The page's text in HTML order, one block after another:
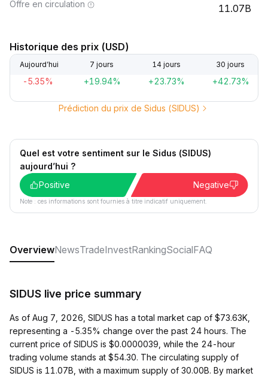
Offre en circulation 11.07B
Historique des prix (USD)
Aujourd’hui 7 jours 14 jours 30 jours
-5.35% +19.94% +23.73% +42.73%
Prédiction du prix de Sidus (SIDUS)
Quel est votre sentiment sur le Sidus (SIDUS)
aujourd’hui ?
Positive
Negative
Note : ces informations sont fournies à titre indicatif uniquement.
OverviewNewsTradeInvestRankingSocialFAQ
SIDUS live price summary
As of Aug 7, 2026, SIDUS has a total market cap of $73.63K,
representing a -5.35% change over the past 24 hours. The
current price of SIDUS is $0.0000039, while the 24-hour
trading volume stands at $54.30. The circulating supply of
SIDUS is 11.07B, with a maximum supply of 30.00B. By market